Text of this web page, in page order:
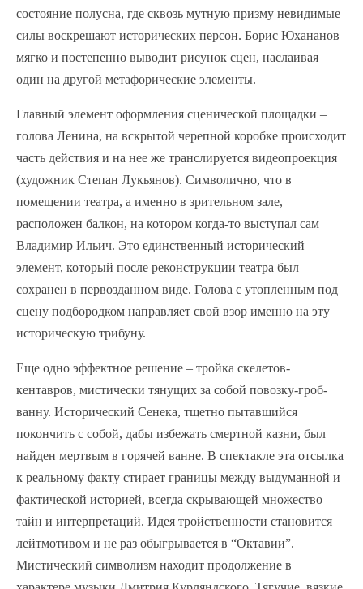
состояние полусна, где сквозь мутную призму невидимые
силы воскрешают исторических персон. Борис Юхананов
мягко и постепенно выводит рисунок сцен, наслаивая
один на другой метафорические элементы.
Главный элемент оформления сценической площадки –
голова Ленина, на вскрытой черепной коробке происходит
часть действия и на нее же транслируется видеопроекция
(художник Степан Лукьянов). Символично, что в
помещении театра, а именно в зрительном зале,
расположен балкон, на котором когда-то выступал сам
Владимир Ильич. Это единственный исторический
элемент, который после реконструкции театра был
сохранен в первозданном виде. Голова с утопленным под
сцену подбородком направляет свой взор именно на эту
историческую трибуну.
Еще одно эффектное решение – тройка скелетов-
кентавров, мистически тянущих за собой повозку-гроб-
ванну. Исторический Сенека, тщетно пытавшийся
покончить с собой, дабы избежать смертной казни, был
найден мертвым в горячей ванне. В спектакле эта отсылка
к реальному факту стирает границы между выдуманной и
фактической историей, всегда скрывающей множество
тайн и интерпретаций. Идея тройственности становится
лейтмотивом и не раз обыгрывается в “Октавии”.
Мистический символизм находит продолжение в